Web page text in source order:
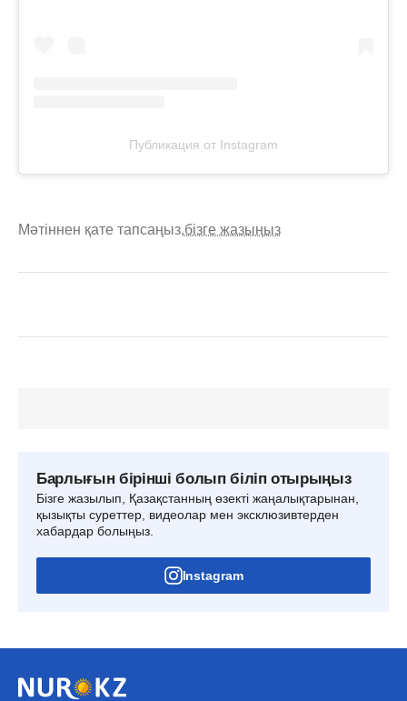
Публикация от Instagram
Мәтіннен қате тапсаңыз,бізге жазыңыз
Барлығын бірінші болып біліп отырыңыз
Бізге жазылып, Қазақстанның өзекті жаңалықтарынан,
қызықты суреттер, видеолар мен эксклюзивтерден
хабардар болыңыз.
Instagram